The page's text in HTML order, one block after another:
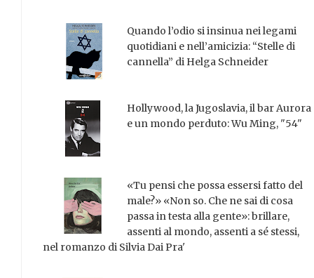
Quando l’odio si insinua nei legami
quotidiani e nell’amicizia: “Stelle di
cannella” di Helga Schneider
Hollywood, la Jugoslavia, il bar Aurora
e un mondo perduto: Wu Ming, "54"
«Tu pensi che possa essersi fatto del
male?» «Non so. Che ne sai di cosa
passa in testa alla gente»: brillare,
assenti al mondo, assenti a sé stessi,
nel romanzo di Silvia Dai Pra'